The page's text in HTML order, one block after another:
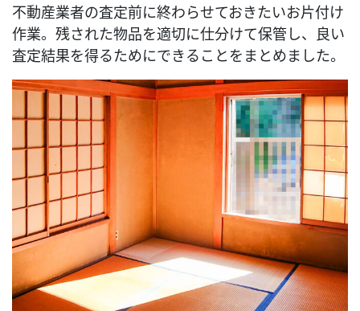
不動産業者の査定前に終わらせておきたいお片付け
作業。残された物品を適切に仕分けて保管し、良い
査定結果を得るためにできることをまとめました。